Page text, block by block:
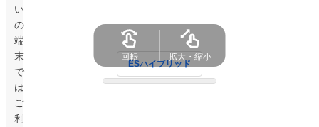
い
の
端
末
で
は
ご
利
ESハイブリッド
回転 拡大・縮小